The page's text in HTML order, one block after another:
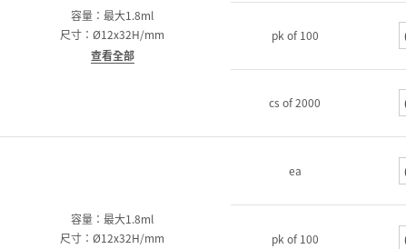
容量：最大1.8ml
尺寸：Ø12x32H/mm
查看全部
pk of 100
cs of 2000
容量：最大1.8ml
尺寸：Ø12x32H/mm
ea
pk of 100